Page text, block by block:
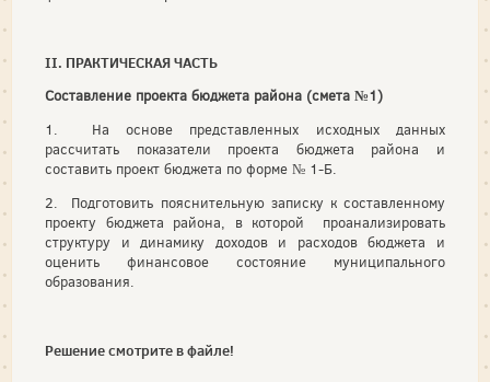
II. ПРАКТИЧЕСКАЯ ЧАСТЬ
Составление проекта бюджета района (смета №1)
1. На основе представленных исходных данных
рассчитать показатели проекта бюджета района и
составить проект бюджета по форме № 1-Б.
2. Подготовить пояснительную записку к составленному
проекту бюджета района, в которой проанализировать
структуру и динамику доходов и расходов бюджета и
оценить фи­нансовое состояние муниципального
образования.
Решение смотрите в файле!